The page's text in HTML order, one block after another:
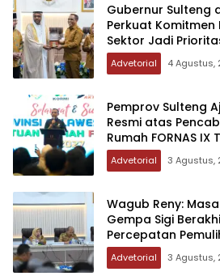
Gubernur Sulteng
Perkuat Komitmen
Sektor Jadi
Advetorial 4 Agustus,
Pemprov Sulteng
Resmi atas
Rumah FORNAS IX
Advetorial 3 Agustus,
Wagub Reny:
Gempa Sigi
Percepatan
Advetorial 3 Agustus,